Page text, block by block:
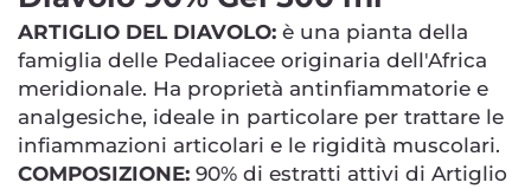
ARTIGLIO DEL DIAVOLO: è una pianta della
famiglia delle Pedaliacee originaria dell'Africa
meridionale. Ha proprietà antinfiammatorie e
analgesiche, ideale in particolare per trattare le
infiammazioni articolari e le rigidità muscolari.
COMPOSIZIONE: 90% di estratti attivi di Artiglio